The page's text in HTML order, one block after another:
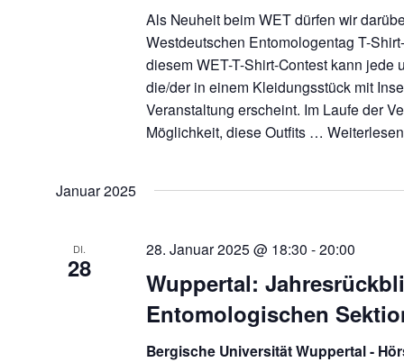
Als Neuheit beim WET dürfen wir
Westdeutschen Entomologentag T-
diesem WET-T-Shirt-Contest kann jede
die/der in einem Kleidungsstück mit
Veranstaltung erscheint. Im Laufe der
Möglichkeit, diese Outfits …
Januar 2025
DI.
28
Wuppertal:
Entomologischen
28. Januar 2025 @ 18:30 -20:00
Bergische Universität Wuppertal -